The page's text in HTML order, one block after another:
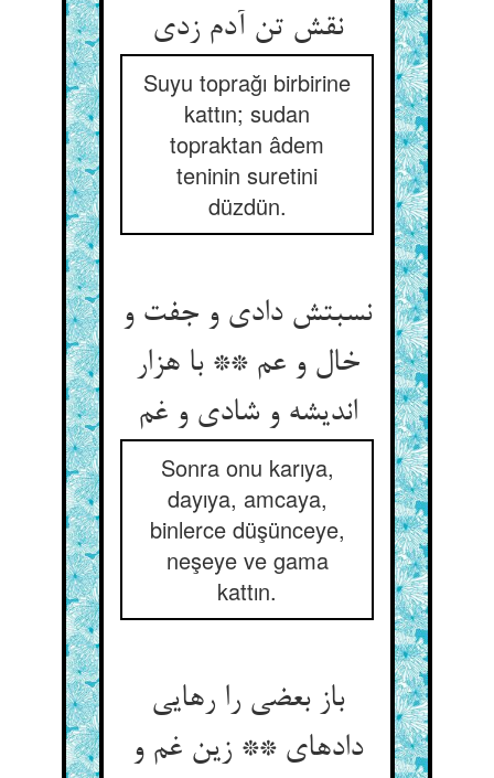
نقش تن آدم زدی‏
Suyu toprağı birbirine
kattın; sudan
topraktan âdem
teninin suretini
düzdün.
نسبتش دادی و جفت و
خال و عم ** با هزار
اندیشه و شادی و غم‏
Sonra onu karıya,
dayıya, amcaya,
binlerce düşünceye,
neşeye ve gama
kattın.
باز بعضی را رهایی
داده‏ای ** زین غم و